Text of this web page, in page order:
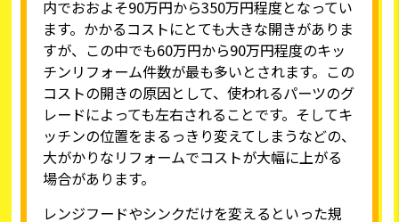
内でおおよそ90万円から350万円程度となってい
ます。かかるコストにとても大きな開きがありま
すが、この中でも60万円から90万円程度のキッ
チンリフォーム件数が最も多いとされます。この
コストの開きの原因として、使われるパーツのグ
レードによっても左右されることです。そしてキ
ッチンの位置をまるっきり変えてしまうなどの、
大がかりなリフォームでコストが大幅に上がる
場合があります。
レンジフードやシンクだけを変えるといった規